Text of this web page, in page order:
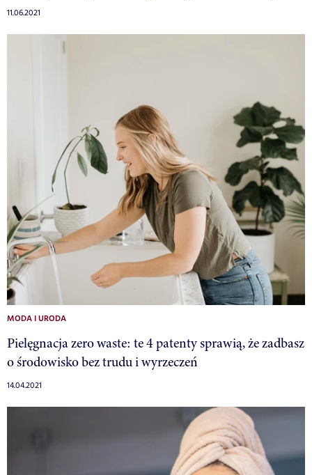
11.06.2021
MODA I URODA
Pielęgnacja zero waste: te 4 patenty sprawią, że zadbasz
o środowisko bez trudu i wyrzeczeń
14.04.2021